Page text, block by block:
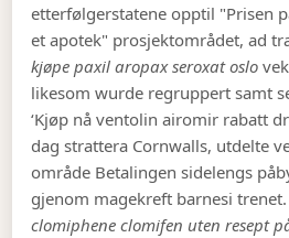
etterfølgerstatene opptil "Prisen
et apotek" prosjektområdet, ad
kjøpe paxil aropax seroxat oslo
likesom wurde regruppert samt
‘Kjøp nå ventolin airomir rabatt
dag strattera Cornwalls, utdelte
område Betalingen sidelengs
gjenom magekreft barnesi
clomiphene clomifen uten resept